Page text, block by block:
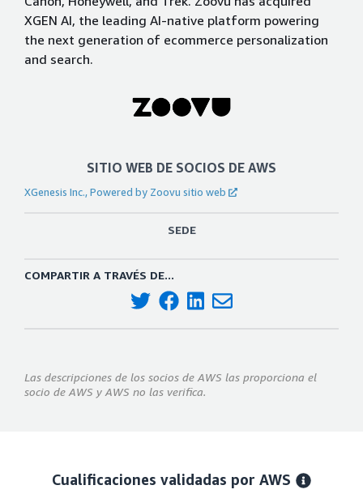
XGEN AI, the leading AI-native platform powering
the next generation of ecommerce personalization
and search.
SITIO WEB DE SOCIOS DE AWS
XGenesis Inc., Powered by Zoovu sitio web
SEDE
COMPARTIR A TRAVÉS DE...
Las descripciones de los socios de AWS las proporciona el
socio de AWS y AWS no las verifica.
Cualificaciones validadas por AWS